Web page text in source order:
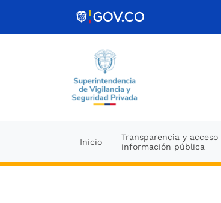
Inicio
Transparencia y acceso
información pública